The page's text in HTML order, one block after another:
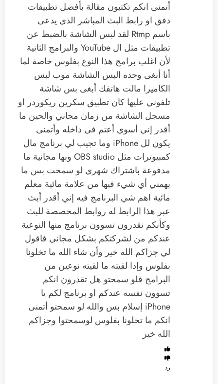
‏أتمنى انكم تكتبون مقالة بأفضل تطبيقات
دفق او رابط البث المباشر الذي يدعى
باسم Rtmp ‏لقد لبس الشاشة بالضبط عن
تطبيقات مثل ال YouTube والبرامج الثانية
لأن اغلب برامج هذا النوع بفلوس خاصة لما
أنا أبغى وحده البس الشاشة موب لبس
الكاميرا مالت هاتفك أبغى بس شاشة
تلفوني عليها كان تطبيق سكرين ريكوردر او
مسجل الشاشة من زمان مجاني والحين ما
أقدر إني أسوي أعتم في داخله ‏وأتمنى
يكون لل iPhone وما تجيب لي برنامج مال
كمبيوترات مثل OBS studio ‏وبها مجانية ما
مدفوعة باشتراك شهري لو سمحت بس ما
يهمني أي شيء فيها من علامة مائية معلم
مائية اهم شي البرنامج فيه إني أقدر أبث
عبر هذا الرابط له روابط المخصصة للبث
وكأنكم تقدرون تسوون برنامج منها النوعية
عندكم من لشركتكم بشكل مجاني فاقول
لي جزاكم الله خير وأن شاء الله ما تخلونا
بفلوس ‏وإذا لقيته ما لقيته نوعين من
البرامج فلو سمحتو هل تقدرون انكم
تسوون نفسه عندكم او برنامج لكم يا
iPhone إسلام ‏بس والله لو سمحتو أتمنى
انكم ما تخلونا بفلوس لوسمحتوا وجزاكم
الله خير
رد